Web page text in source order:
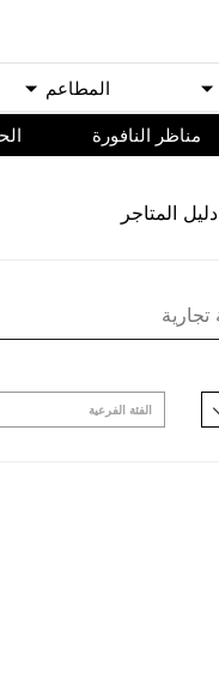
اﻟﻤﻄﺎﻋﻢ
مناظر النافورة
ﺩﻟﻴﻞ اﻟﻤﺘﺎﺟﺮ
اﻟﻔﺌﺔ اﻟﻔﺮﻋﻴﺔ